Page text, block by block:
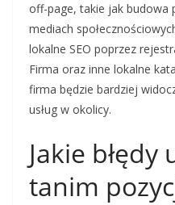
off-page, takie jak budowa
mediach
lokalne SEO poprzez
Firma oraz inne lokalne
firma będzie bardziej
usług w okolicy.
Jakie
tanim